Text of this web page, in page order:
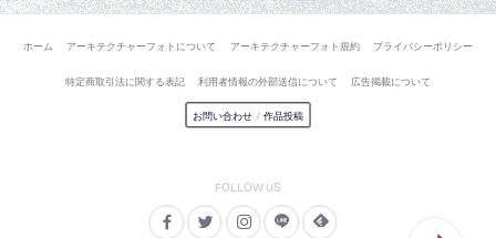
ホーム アーキテクチャーフォトについて アーキテクチャーフォト規約 プライバシーポリシー
特定商取引法に関する表記 利用者情報の外部送信について 広告掲載について
お問い合わせ / 作品投稿